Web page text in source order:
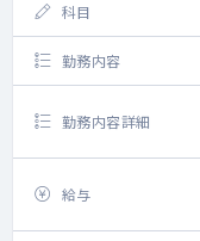
科目
勤務内容
勤務内容詳細
給与